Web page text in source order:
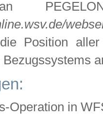
Position
Operation in